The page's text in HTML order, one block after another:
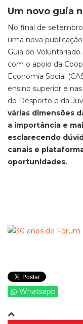
Um novo guia
No final de
uma nova
Guia do
com o apoio da
Economia Social
ensino superior e
do Desporto e da
várias dimensões
a importância e
esclarecendo
canais e
oportunidades.
Whatsapp